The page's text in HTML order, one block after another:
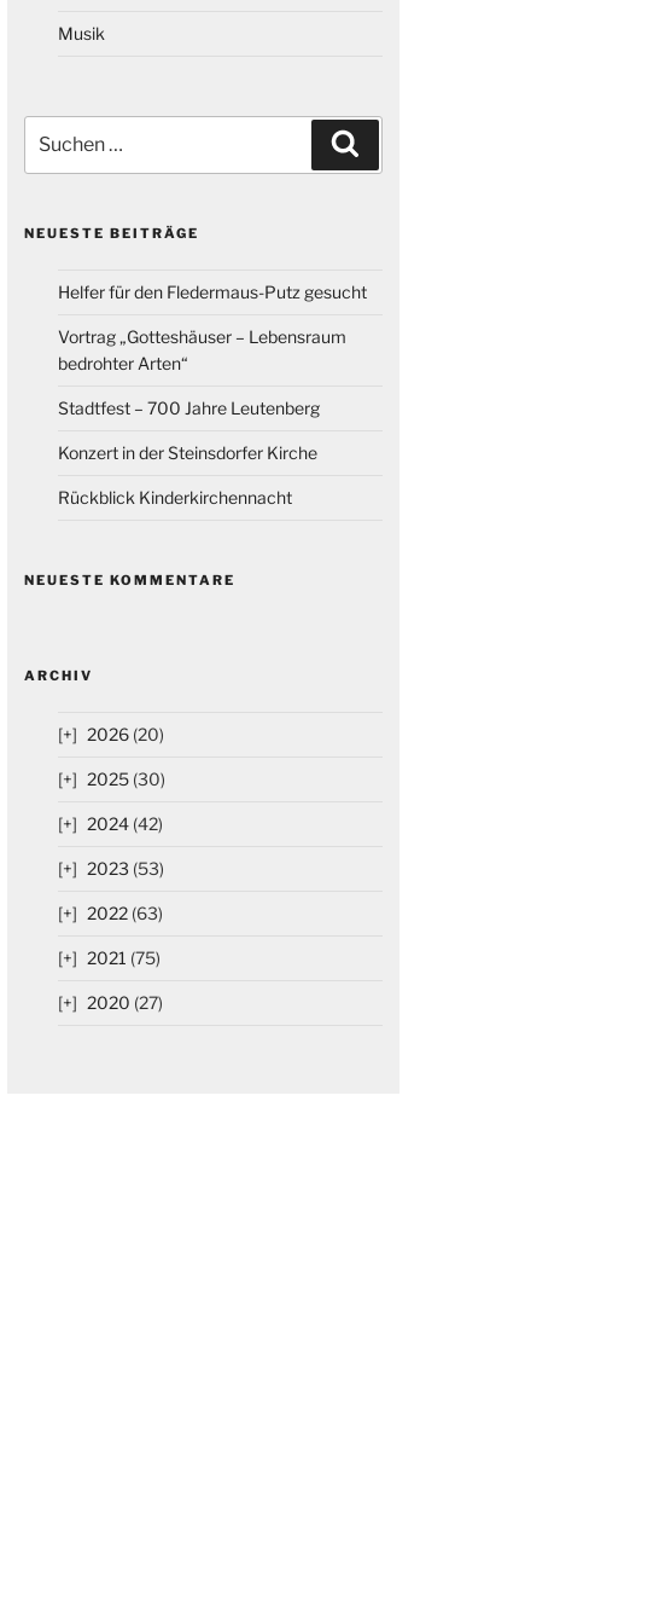
Musik
nach:
NEUESTE BEITRÄGE
Helfer für den Fledermaus-Putz gesucht
Vortrag „Gotteshäuser – Lebensraum
bedrohter Arten“
Stadtfest – 700 Jahre Leutenberg
Konzert in der Steinsdorfer Kirche
Rückblick Kinderkirchennacht
NEUESTE KOMMENTARE
ARCHIV
2026(20)
2025(30)
2024(42)
2023 (53)
2022(63)
2021 (75)
2020 (27)